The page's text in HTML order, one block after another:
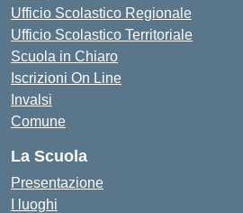
Ufficio Scolastico Regionale
Ufficio Scolastico Territoriale
Scuola in Chiaro
Iscrizioni On Line
Invalsi
Comune
La Scuola
Presentazione
I luoghi